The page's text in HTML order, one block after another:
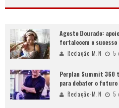
Agosto Dourado:
fortalecem o sucesso
Redação-M.N 5
Perplan Summit 360
para debater o futuro
Redação-M.N 5